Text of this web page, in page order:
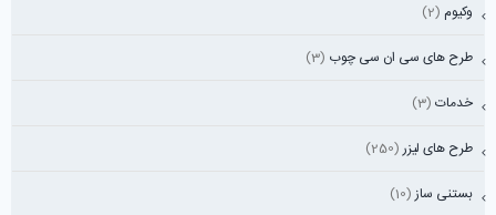
وکیوم (2)
طرح های سی ان سی چوب (3)
خدمات (3)
طرح های لیزر (250)
بستنی ساز (10)